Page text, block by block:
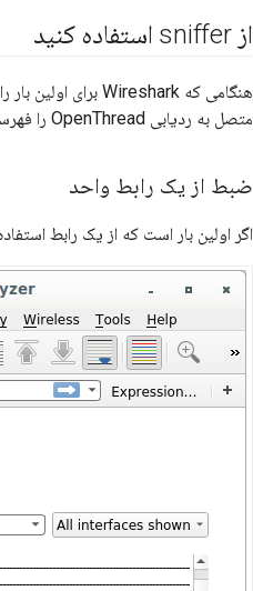
از sniffer استفاده کنید
متصل به ردیابی OpenThread را فهرست کند.
ضبط از یک رابط واحد
اگر اولین بار است که از یک رابط